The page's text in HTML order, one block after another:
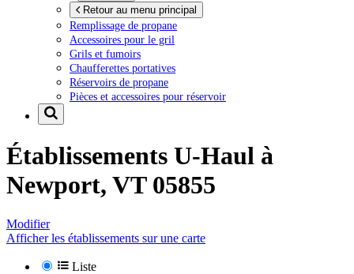
Retour au menu principal
Remplissage de propane
Accessoires pour le gril
Grils et fumoirs
Chaufferettes portatives
Réservoirs de propane
Pièces et accessoires pour réservoir
Établissements U-Haul à
Newport, VT 05855
Modifier
Afficher les établissements sur une carte
Liste